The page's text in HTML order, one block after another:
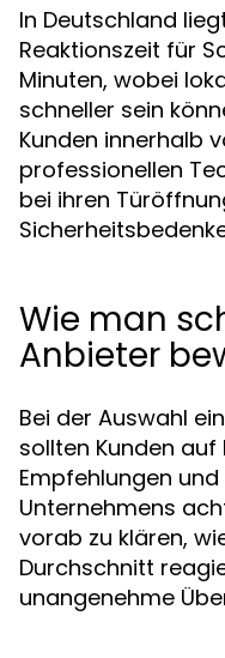
In Deutschland
Reaktionszeit für
Minuten, wobei
schneller sein
Kunden innerhalb
professionellen
bei ihren
Wie man
Anbieter
Bei der Auswahl
sollten Kunden auf
Empfehlungen
Unternehmens
vorab zu klären,
Durchschnitt
unangenehme